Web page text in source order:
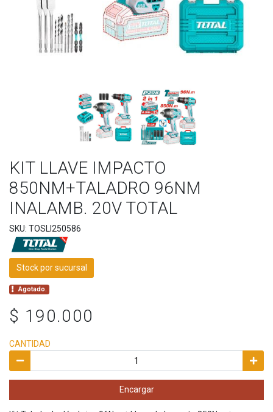
KIT LLAVE IMPACTO
850NM+TALADRO 96NM
INALAMB. 20V TOTAL
SKU: TOSLI250586
Stock por sucursal
Agotado.
$ 190.000
CANTIDAD
Encargar